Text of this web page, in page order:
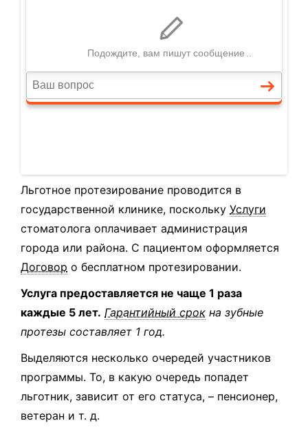
Льготное протезирование проводится в
государственной клинике, поскольку Услуги
стоматолога оплачивает администрация
города или района. С пациентом оформляется
Договор о бесплатном протезировании.
Услуга предоставляется не чаще 1 раза
каждые 5 лет. Гарантийный срок на зубные
протезы составляет 1 год.
Выделяются несколько очередей участников
программы. То, в какую очередь попадет
льготник, зависит от его статуса, – пенсионер,
ветеран и т. д.